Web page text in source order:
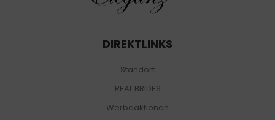
DIREKTLINKS
Standort
REAL BRIDES
Werbeaktionen